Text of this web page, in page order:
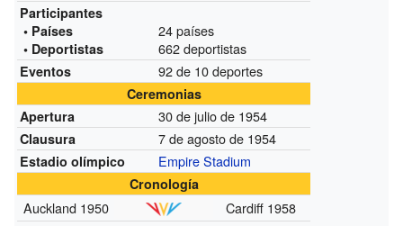
Participantes
• Países
• Deportistas
24 países
662 deportistas
Eventos 92 de 10 deportes
Ceremonias
Apertura
30 de julio de 1954
Clausura 7 de agosto de 1954
Estadio olímpico Empire Stadium
Cronología
Auckland 1950 Cardiff 1958